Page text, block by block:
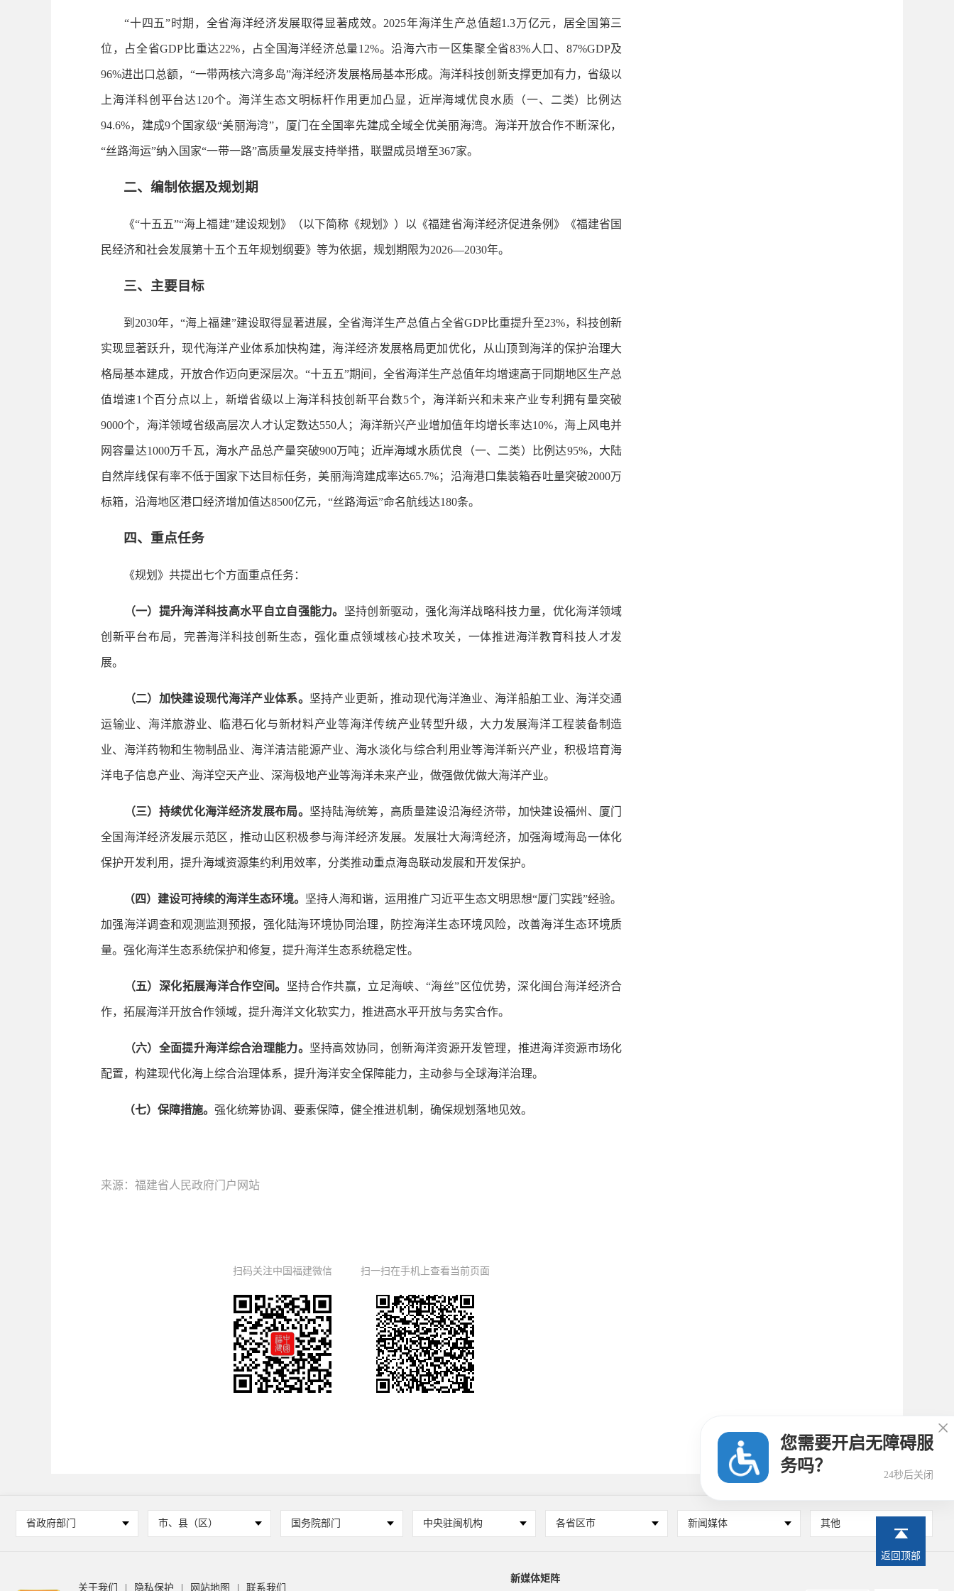
“十四五”时期，全省海洋经济发展取得显著成效。2025年海洋生产总值超1.3万亿元，居全国第三
位，占全省GDP比重达22%，占全国海洋经济总量12%。沿海六市一区集聚全省83%人口、87%GDP及
96%进出口总额，“一带两核六湾多岛”海洋经济发展格局基本形成。海洋科技创新支撑更加有力，省级以
上海洋科创平台达120个。海洋生态文明标杆作用更加凸显，近岸海域优良水质（一、二类）比例达
94.6%，建成9个国家级“美丽海湾”，厦门在全国率先建成全域全优美丽海湾。海洋开放合作不断深化，
“丝路海运”纳入国家“一带一路”高质量发展支持举措，联盟成员增至367家。
二、编制依据及规划期
《“十五五”“海上福建”建设规划》（以下简称《规划》）以《福建省海洋经济促进条例》《福建省国
民经济和社会发展第十五个五年规划纲要》等为依据，规划期限为2026—2030年。
三、主要目标
到2030年，“海上福建”建设取得显著进展，全省海洋生产总值占全省GDP比重提升至23%，科技创新
实现显著跃升，现代海洋产业体系加快构建，海洋经济发展格局更加优化，从山顶到海洋的保护治理大
格局基本建成，开放合作迈向更深层次。“十五五”期间，全省海洋生产总值年均增速高于同期地区生产总
值增速1个百分点以上，新增省级以上海洋科技创新平台数5个，海洋新兴和未来产业专利拥有量突破
9000个，海洋领域省级高层次人才认定数达550人；海洋新兴产业增加值年均增长率达10%，海上风电并
网容量达1000万千瓦，海水产品总产量突破900万吨；近岸海域水质优良（一、二类）比例达95%，大陆
自然岸线保有率不低于国家下达目标任务，美丽海湾建成率达65.7%；沿海港口集装箱吞吐量突破2000万
标箱，沿海地区港口经济增加值达8500亿元，“丝路海运”命名航线达180条。
四、重点任务
《规划》共提出七个方面重点任务：
（一）提升海洋科技高水平自立自强能力。 坚持创新驱动，强化海洋战略科技力量，优化海洋领域
创新平台布局，完善海洋科技创新生态，强化重点领域核心技术攻关，一体推进海洋教育科技人才发
展。
（二）加快建设现代海洋产业体系。 坚持产业更新，推动现代海洋渔业、海洋船舶工业、海洋交通
运输业、海洋旅游业、临港石化与新材料产业等海洋传统产业转型升级，大力发展海洋工程装备制造
业、海洋药物和生物制品业、海洋清洁能源产业、海水淡化与综合利用业等海洋新兴产业，积极培育海
洋电子信息产业、海洋空天产业、深海极地产业等海洋未来产业，做强做优做大海洋产业。
（三）持续优化海洋经济发展布局。 坚持陆海统筹，高质量建设沿海经济带，加快建设福州、厦门
全国海洋经济发展示范区，推动山区积极参与海洋经济发展。发展壮大海湾经济，加强海域海岛一体化
保护开发利用，提升海域资源集约利用效率，分类推动重点海岛联动发展和开发保护。
（四）建设可持续的海洋生态环境。 坚持人海和谐，运用推广习近平生态文明思想“厦门实践”经验。
加强海洋调查和观测监测预报，强化陆海环境协同治理，防控海洋生态环境风险，改善海洋生态环境质
量。强化海洋生态系统保护和修复，提升海洋生态系统稳定性。
（五）深化拓展海洋合作空间。 坚持合作共赢，立足海峡、“海丝”区位优势，深化闽台海洋经济合
作，拓展海洋开放合作领域，提升海洋文化软实力，推进高水平开放与务实合作。
（六）全面提升海洋综合治理能力。 坚持高效协同，创新海洋资源开发管理，推进海洋资源市场化
配置，构建现代化海上综合治理体系，提升海洋安全保障能力，主动参与全球海洋治理。
（七）保障措施。 强化统筹协调、要素保障，健全推进机制，确保规划落地见效。
来源：福建省人民政府门户网站
扫码关注中国福建微信 扫一扫在手机上查看当前页面
省政府部门 市、县（区） 国务院部门 中央驻闽机构 各省区市 新闻媒体 其他
关于我们 隐私保护 网站地图 联系我们
新媒体矩阵
返回顶部
您需要开启无障碍服
务吗？
24秒后关闭
